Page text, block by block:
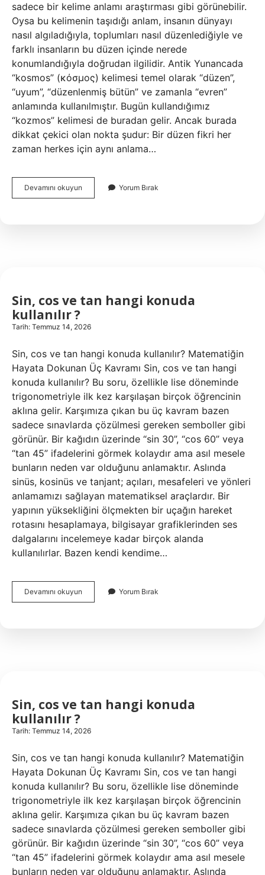
sadece bir kelime anlamı araştırması gibi görünebilir.
Oysa bu kelimenin taşıdığı anlam, insanın dünyayı
nasıl algıladığıyla, toplumları nasıl düzenlediğiyle ve
farklı insanların bu düzen içinde nerede
konumlandığıyla doğrudan ilgilidir. Antik Yunancada
“kosmos” (κόσμος) kelimesi temel olarak “düzen”,
“uyum”, “düzenlenmiş bütün” ve zamanla “evren”
anlamında kullanılmıştır. Bugün kullandığımız
“kozmos” kelimesi de buradan gelir. Ancak burada
dikkat çekici olan nokta şudur: Bir düzen fikri her
zaman herkes için aynı anlama…
Devamını okuyun
kitabını
Yorum Bırak
Sin, cos ve tan hangi konuda
kullanılır ?
Tarih: Temmuz 14, 2026
Sin, cos ve tan hangi konuda kullanılır? Matematiğin
Hayata Dokunan Üç Kavramı Sin, cos ve tan hangi
konuda kullanılır? Bu soru, özellikle lise döneminde
trigonometriyle ilk kez karşılaşan birçok öğrencinin
aklına gelir. Karşımıza çıkan bu üç kavram bazen
sadece sınavlarda çözülmesi gereken semboller gibi
görünür. Bir kağıdın üzerinde “sin 30”, “cos 60” veya
“tan 45” ifadelerini görmek kolaydır ama asıl mesele
bunların neden var olduğunu anlamaktır. Aslında
sinüs, kosinüs ve tanjant; açıları, mesafeleri ve yönleri
anlamamızı sağlayan matematiksel araçlardır. Bir
yapının yüksekliğini ölçmekten bir uçağın hareket
rotasını hesaplamaya, bilgisayar grafiklerinden ses
dalgalarını incelemeye kadar birçok alanda
kullanılırlar. Bazen kendi kendime…
Devamını okuyun
cos
Yorum Bırak
Sin, cos ve tan hangi konuda
kullanılır ?
Tarih: Temmuz 14, 2026
Sin, cos ve tan hangi konuda kullanılır? Matematiğin
Hayata Dokunan Üç Kavramı Sin, cos ve tan hangi
konuda kullanılır? Bu soru, özellikle lise döneminde
trigonometriyle ilk kez karşılaşan birçok öğrencinin
aklına gelir. Karşımıza çıkan bu üç kavram bazen
sadece sınavlarda çözülmesi gereken semboller gibi
görünür. Bir kağıdın üzerinde “sin 30”, “cos 60” veya
“tan 45” ifadelerini görmek kolaydır ama asıl mesele
bunların neden var olduğunu anlamaktır. Aslında